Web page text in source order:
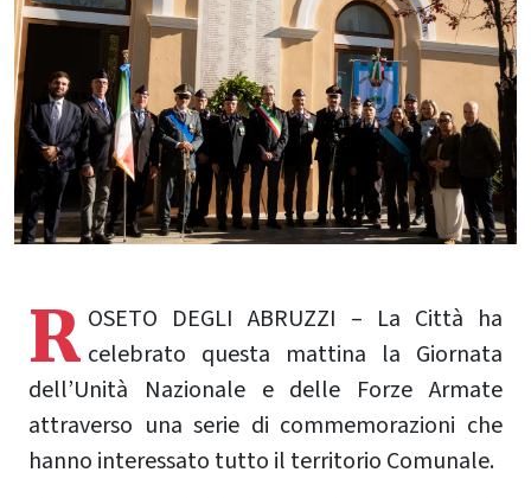
R OSETO DEGLI ABRUZZI – La Città ha
celebrato questa mattina la Giornata
dell’Unità Nazionale e delle Forze Armate
attraverso una serie di commemorazioni che
hanno interessato tutto il territorio Comunale.